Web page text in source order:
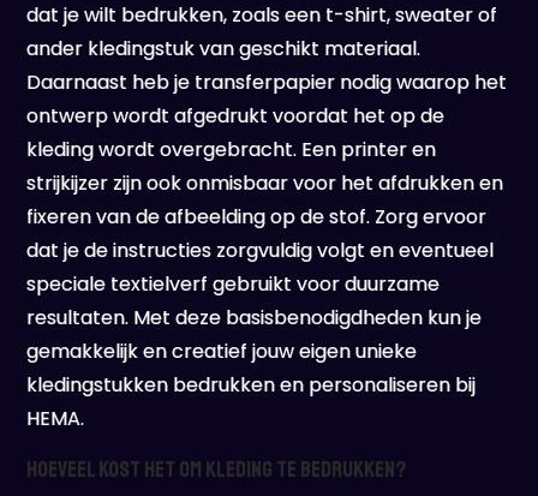
dat je wilt bedrukken, zoals een t-shirt, sweater of
ander kledingstuk van geschikt materiaal.
Daarnaast heb je transferpapier nodig waarop het
ontwerp wordt afgedrukt voordat het op de
kleding wordt overgebracht. Een printer en
strijkijzer zijn ook onmisbaar voor het afdrukken en
fixeren van de afbeelding op de stof. Zorg ervoor
dat je de instructies zorgvuldig volgt en eventueel
speciale textielverf gebruikt voor duurzame
resultaten. Met deze basisbenodigdheden kun je
gemakkelijk en creatief jouw eigen unieke
kledingstukken bedrukken en personaliseren bij
HEMA.
Hoeveel kost het om kleding te bedrukken?